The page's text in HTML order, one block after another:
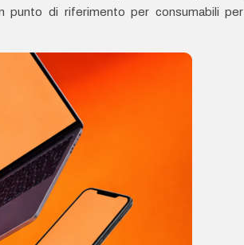
punto di riferimento per consumabili per